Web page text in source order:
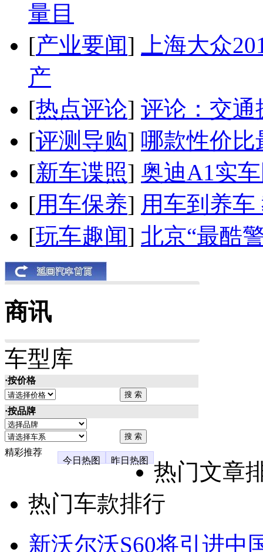
量目
[产业要闻]
上海大众
产
[热点评论] 评论：交通
[评测导购] 哪款性价比
[新车谍照] 奥迪A1实
[用车保养] 用车到养
[玩车趣闻] 北京“最酷
商讯
车型库
·按价格
·按品牌
精彩推荐
今日热图
昨日热图
热门文章
热门车款排行
新沃尔沃S60将引进中